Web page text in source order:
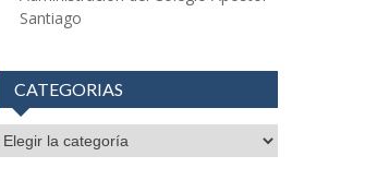
Santiago
CATEGORIAS
CATEGORIAS